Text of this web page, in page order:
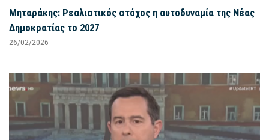
Μηταράκης: Ρεαλιστικός στόχος η αυτοδυναμία της Νέας
Δημοκρατίας το 2027
26/02/2026